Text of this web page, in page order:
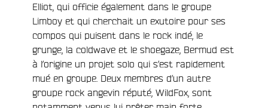
Elliot, qui officie également dans le groupe
Limboy et qui cherchait un exutoire pour ses
compos qui puisent dans le rock indé, le
grunge, la coldwave et le shoegaze, Bermud est
à l’origine un projet solo qui s’est rapidement
mué en groupe. Deux membres d’un autre
groupe rock angevin réputé, WildFox, sont